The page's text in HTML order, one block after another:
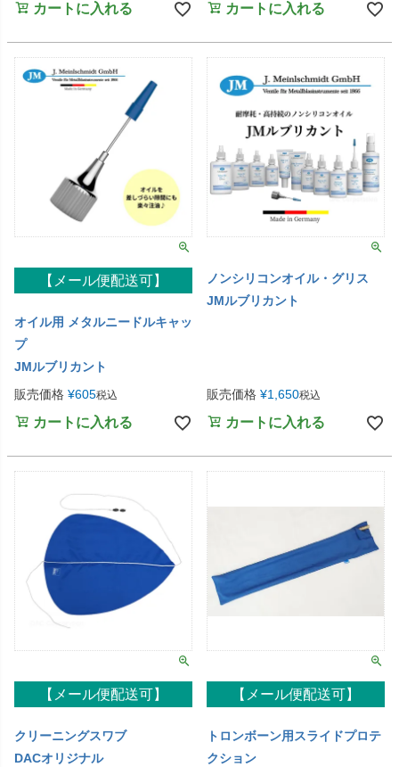
カートに入れる カートに入れる
【メール便配送可】
オイル用 メタルニードルキャッ
プ
JMルブリカント
販売価格 ¥605税込
カートに入れる
ノンシリコンオイル・グリス
JMルブリカント
販売価格 ¥1,650税込
カートに入れる
【メール便配送可】
クリーニングスワブ
DACオリジナル
【メール便配送可】
トロンボーン用スライドプロテ
クション